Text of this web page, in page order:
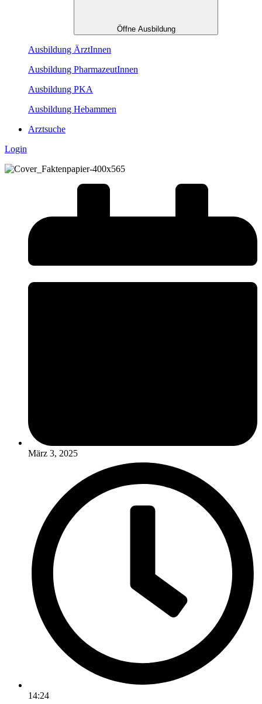
Öffne Ausbildung
Ausbildung ÄrztInnen
Ausbildung PharmazeutInnen
Ausbildung PKA
Ausbildung Hebammen
Arztsuche
Login
März 3, 2025
14:24